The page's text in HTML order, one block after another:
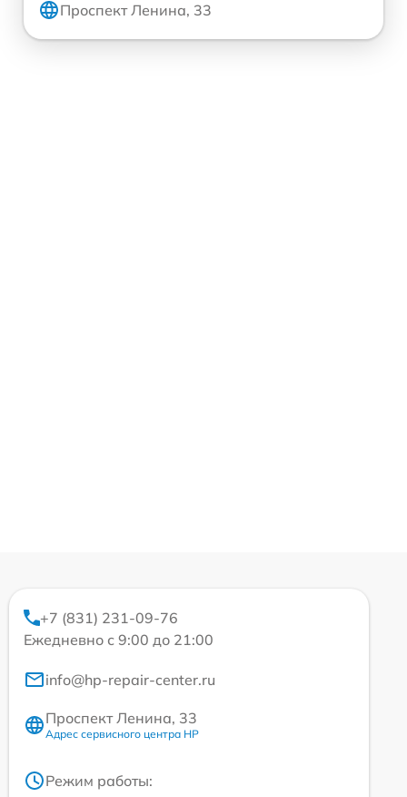
Проспект Ленина, 33
+7 (831) 231-09-76
Ежедневно с 9:00 до 21:00
info@hp-repair-center.ru
Проспект Ленина, 33
Адрес сервисного центра HP
Режим работы: